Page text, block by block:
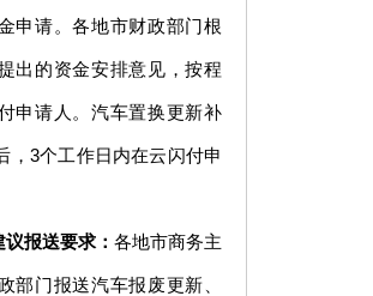
申请。各地市财政部门根
出的资金安排意见，按程
申请人。汽车置换更新补
，3个工作日内在云闪付申
报送要求： 各地市商务主
部门报送汽车报废更新、